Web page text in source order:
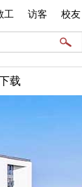
工 访客 校友
载